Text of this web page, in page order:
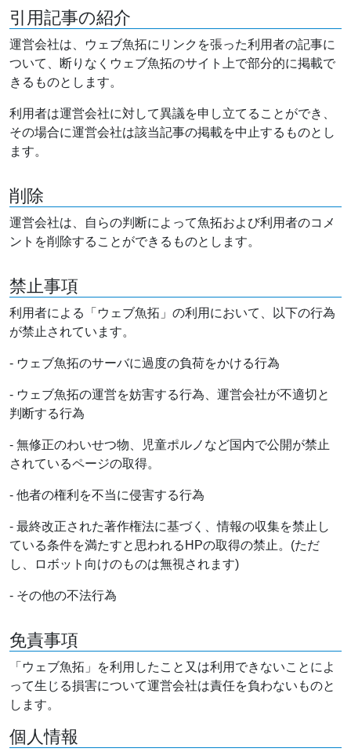
引用記事の紹介
運営会社は、ウェブ魚拓にリンクを張った利用者の記事に
ついて、断りなくウェブ魚拓のサイト上で部分的に掲載で
きるものとします。
利用者は運営会社に対して異議を申し立てることができ、
その場合に運営会社は該当記事の掲載を中止するものとし
ます。
削除
運営会社は、自らの判断によって魚拓および利用者のコメ
ントを削除することができるものとします。
禁止事項
利用者による「ウェブ魚拓」の利用において、以下の行為
が禁止されています。
- ウェブ魚拓のサーバに過度の負荷をかける行為
- ウェブ魚拓の運営を妨害する行為、運営会社が不適切と
判断する行為
- 無修正のわいせつ物、児童ポルノなど国内で公開が禁止
されているページの取得。
- 他者の権利を不当に侵害する行為
- 最終改正された著作権法に基づく、情報の収集を禁止し
ている条件を満たすと思われるHPの取得の禁止。(ただ
し、ロボット向けのものは無視されます)
- その他の不法行為
免責事項
「ウェブ魚拓」を利用したこと又は利用できないことによ
って生じる損害について運営会社は責任を負わないものと
します。
個人情報